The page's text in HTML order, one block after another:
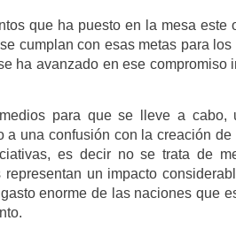
que ha puesto en la mesa este
cumplan con esas metas para
ha avanzado en ese compromiso
para que se lleve a cabo,
una confusión con la creación
es decir no se trata de
un impacto
enorme de las naciones que